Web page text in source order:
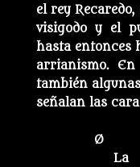
el rey Recaredo,
visigodo y el
hasta entonces
arrianismo.
también
señalan las
Ø
La